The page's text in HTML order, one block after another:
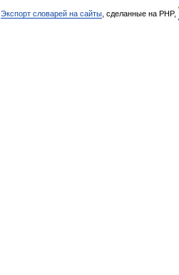
Экспорт словарей на сайты , сделанные на PHP,